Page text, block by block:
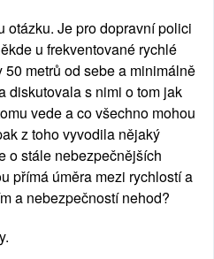
otázku. Je pro dopravní polici
u frekventované rychlé
metrů od sebe a minimálně
diskutovala s nimi o tom jak
vede a co všechno mohou
z toho vyvodila nějaký
o stále nebezpečnějších
přímá úměra mezi rychlostí a
a nebezpečností nehod?